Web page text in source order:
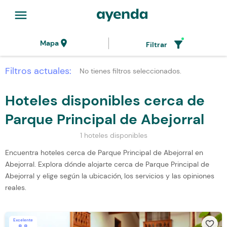
menu
Mapalocation_on Filtrar filter_alt
Filtros actuales: No tienes filtros seleccionados.
Hoteles disponibles cerca de
Parque Principal de Abejorral
1 hoteles disponibles
Encuentra hoteles cerca de Parque Principal de Abejorral en
Abejorral. Explora dónde alojarte cerca de Parque Principal de
Abejorral y elige según la ubicación, los servicios y las opiniones
reales.
Excelente favorite_border